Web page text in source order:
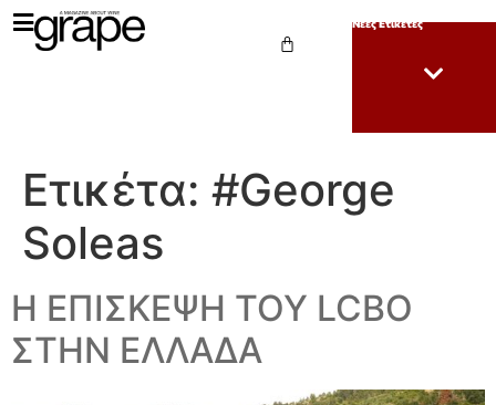
Νέες Ετικέτες
Ετικέτα: #George
Soleas
Η ΕΠΙΣΚΕΨΗ ΤΟΥ LCBO
ΣΤΗΝ ΕΛΛΑΔΑ